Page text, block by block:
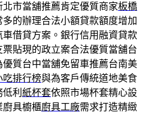
市當舖推薦肯定優質商家板橋
的辦理合法小額貸款額度增加
車借貸方案。銀行信用融資貸款
票貼現的政立案合法優質當舖台
優質台中當舖免留車推薦台南美
吃排行榜與為客戶傳統道地美食
利 紙杯套依照市場杯套精心設
廚具櫥櫃廚具工廠需求打造精緻